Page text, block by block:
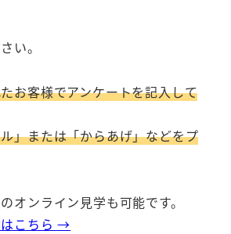
い。
お客様でアンケートを記入して
」または「からあげ」などをプ
オンライン見学も可能です。
こちら →